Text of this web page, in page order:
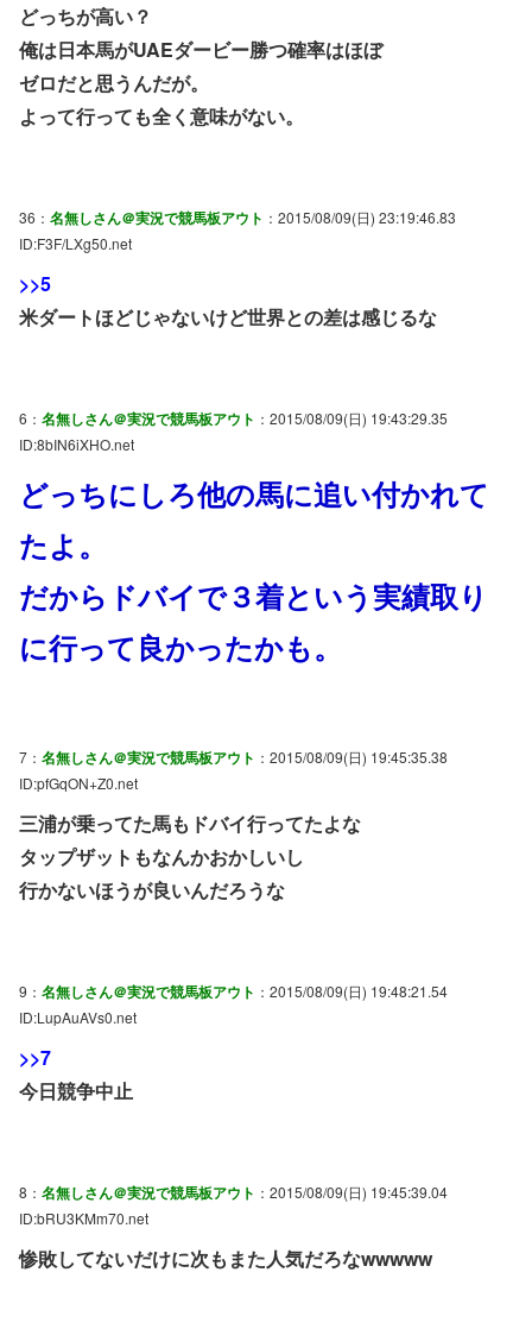
どっちが高い？
俺は日本馬がUAEダービー勝つ確率はほぼ
ゼロだと思うんだが。
よって行っても全く意味がない。
36： 名無しさん＠実況で競馬板アウト ：2015/08/09(日) 23:19:46.83
ID:F3F/LXg50.net
>>5
米ダートほどじゃないけど世界との差は感じるな
6： 名無しさん＠実況で競馬板アウト ：2015/08/09(日) 19:43:29.35
ID:8bIN6iXHO.net
どっちにしろ他の馬に追い付かれて
たよ。
だからドバイで３着という実績取り
に行って良かったかも。
7： 名無しさん＠実況で競馬板アウト ：2015/08/09(日) 19:45:35.38
ID:pfGqON+Z0.net
三浦が乗ってた馬もドバイ行ってたよな
タップザットもなんかおかしいし
行かないほうが良いんだろうな
9： 名無しさん＠実況で競馬板アウト ：2015/08/09(日) 19:48:21.54
ID:LupAuAVs0.net
>>7
今日競争中止
8： 名無しさん＠実況で競馬板アウト ：2015/08/09(日) 19:45:39.04
ID:bRU3KMm70.net
惨敗してないだけに次もまた人気だろなwwwww